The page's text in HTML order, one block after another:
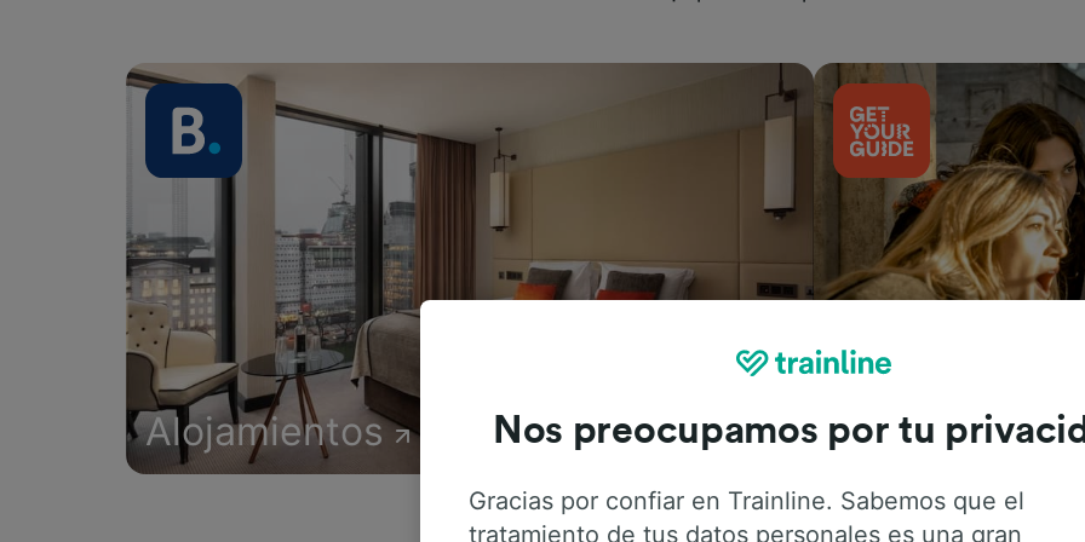
Alojamientos Actividades
Nos preocupamos por tu
Gracias por confiar en Trainline. Sabemos que el
tratamiento de tus datos personales es una gran